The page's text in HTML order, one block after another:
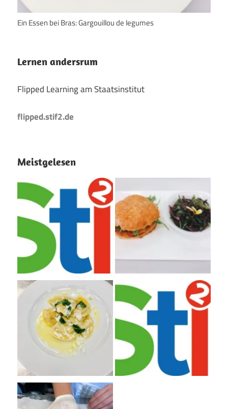
Ein Essen bei Bras: Gargouillou de legumes
Lernen andersrum
Flipped Learning am Staatsinstitut
flipped.stif2.de
Meistgelesen